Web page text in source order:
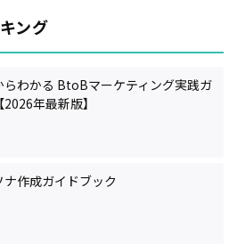
ング
らわかる BtoBマーケティング実践ガ
年最新版】
ナ作成ガイドブック